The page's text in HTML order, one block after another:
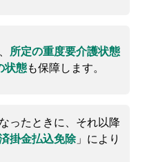
所定の重度要介護状態
状態も保障します。
ったときに、それ以降
掛金払込免除」により